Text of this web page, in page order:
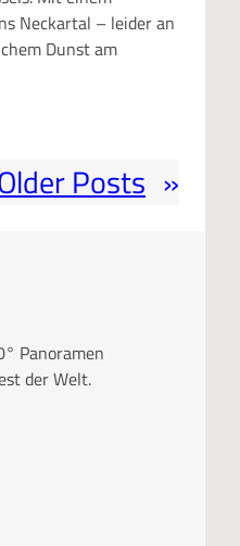
Neckartal – leider an
Dunst am
Posts »
Panoramen
der Welt.